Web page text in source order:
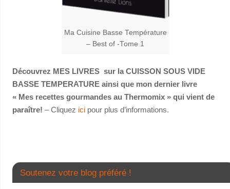
Ma Cuisine Basse Température
– Best of -Tome 1
Découvrez MES LIVRES sur la CUISSON SOUS VIDE
BASSE TEMPERATURE ainsi que mon dernier livre
« Mes recettes gourmandes au Thermomix » qui vient de
paraître! – Cliquez icipour plus d’informations.
Soutenez votre blog préféré !